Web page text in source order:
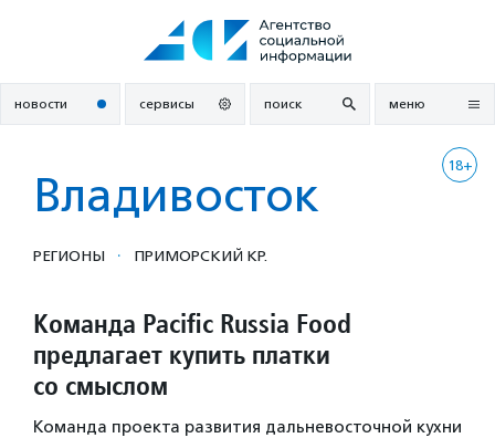
новости сервисы поиск меню
18+
Владивосток
РЕГИОНЫ · ПРИМОРСКИЙ КР.
Команда Pacific Russia Food
предлагает купить платки
со смыслом
Команда проекта развития дальневосточной кухни